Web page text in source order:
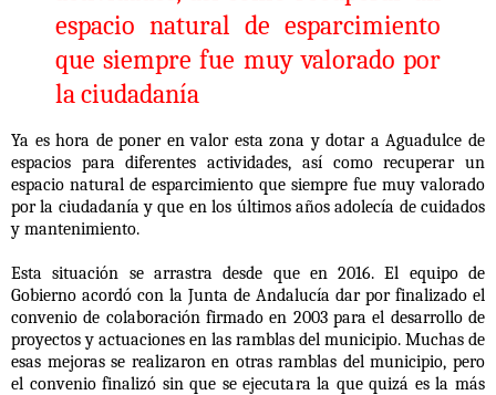
espacio natural de esparcimiento
que siempre fue muy valorado por
la ciudadanía
Ya es hora de poner en valor esta zona y dotar a Aguadulce de
espacios para diferentes actividades, así como recuperar un
espacio natural de esparcimiento que siempre fue muy valorado
por la ciudadanía y que en los últimos años adolecía de cuidados
y mantenimiento.
Esta situación se arrastra desde que en 2016. El equipo de
Gobierno acordó con la Junta de Andalucía dar por finalizado el
convenio de colaboración firmado en 2003 para el desarrollo de
proyectos y actuaciones en las ramblas del municipio. Muchas de
esas mejoras se realizaron en otras ramblas del municipio, pero
el convenio finalizó sin que se ejecutara la que quizá es la más